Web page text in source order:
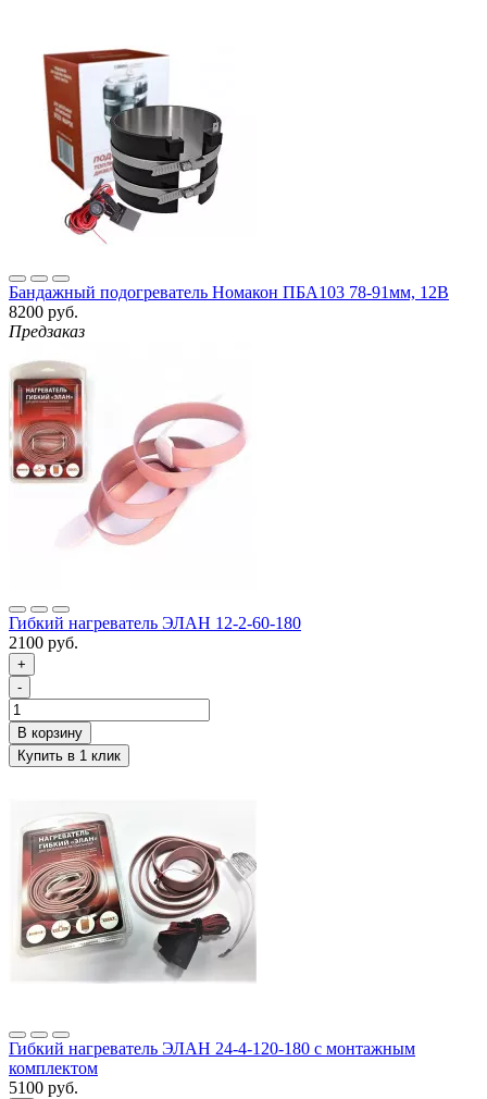
Бандажный подогреватель Номакон ПБА103 78-91мм, 12В
8200 руб.
Предзаказ
Гибкий нагреватель ЭЛАН 12-2-60-180
2100 руб.
+
-
Гибкий нагреватель ЭЛАН 24-4-120-180 с монтажным
комплектом
5100 руб.